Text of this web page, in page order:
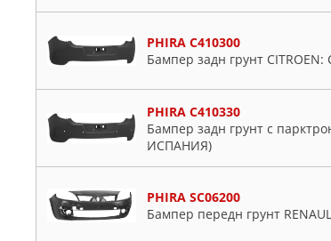
PHIRA C410300
Бампер задн грунт
PHIRA C410330
Бампер задн грунт с
ИСПАНИЯ)
PHIRA SC06200
Бампер передн грунт